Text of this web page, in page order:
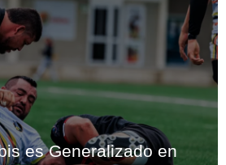
es Generalizado en